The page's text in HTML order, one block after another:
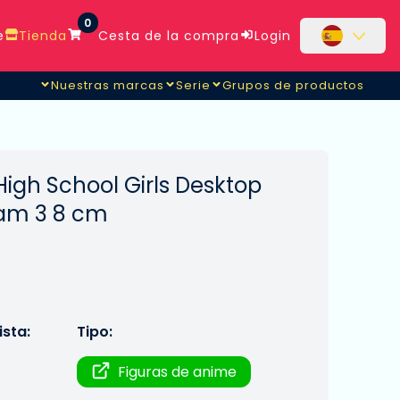
Tienda
0
Cesta de la compra Login
Nuestras marcas Serie Grupos de productos
School Girls Desktop
3 8 cm
Tipo:
Figuras de anime